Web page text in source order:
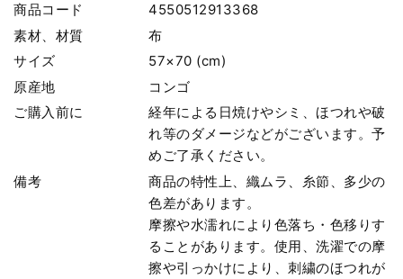
商品コード
4550512913368
素材、材質
布
サイズ
57×70 (cm)
原産地
コンゴ
ご購入前に
経年による日焼けやシミ、ほつれや破
れ等のダメージなどがございます。予
めご了承ください。
備考
商品の特性上、織ムラ、糸節、多少の
色差があります。
摩擦や水濡れにより色落ち・色移りす
ることがあります。使用、洗濯での摩
擦や引っかけにより、刺繍のほつれが